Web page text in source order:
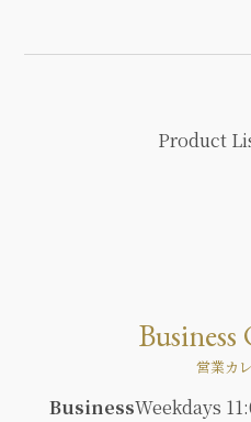
Product
営業カ
BusinessWeekdays